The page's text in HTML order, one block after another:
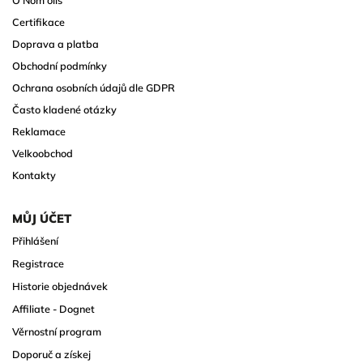
Certifikace
Doprava a platba
Obchodní podmínky
Ochrana osobních údajů dle GDPR
Často kladené otázky
Reklamace
Velkoobchod
Kontakty
MŮJ ÚČET
Přihlášení
Registrace
Historie objednávek
Affiliate - Dognet
Věrnostní program
Doporuč a získej